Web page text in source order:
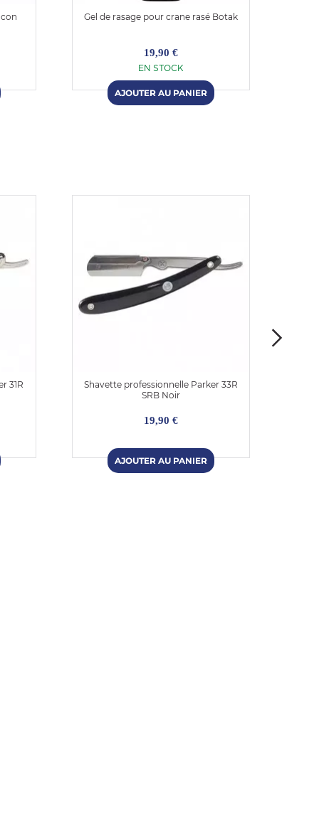
Gel de rasage pour crane rasé Botak
19,90 €
EN STOCK
31R
Shavette professionnelle Parker 33R
SRB Noir
19,90 €